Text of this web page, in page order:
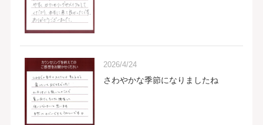
2026/4/24
さわやかな季節になりましたね